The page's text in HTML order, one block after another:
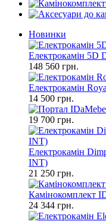
Новинки
Електрокамін 5D
148 560 грн.
Електрокамін
14 500 грн.
19 700 грн.
Електрокамін
INT)
21 250 грн.
Камінокомплект
24 344 грн.